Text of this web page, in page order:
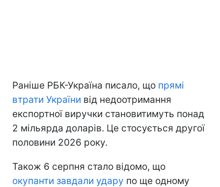
Раніше РБК-Україна писало, що прямі
втрати України від недоотримання
експортної виручки становитимуть понад
2 мільярда доларів. Це стосується другої
половини 2026 року.
Також 6 серпня стало відомо, що
окупанти завдали удару по ще одному